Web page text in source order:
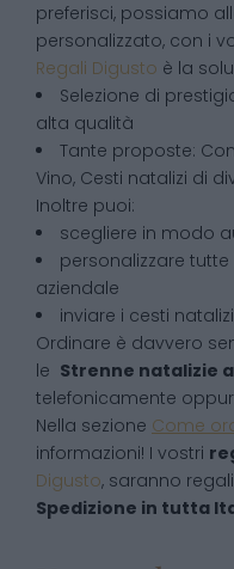
preferisci, possiamo
personalizzato, con i
Regali Digusto è la
Selezione di
alta qualità
Tante proposte:
Vino, Cesti natalizi di
Inoltre puoi:
scegliere in modo
personalizzare
aziendale
inviare i cesti
Ordinare è davvero
le Strenne natalizie a
telefonicamente
Nella sezione Come
informazioni! I vostri
Digusto, saranno
Spedizione in tutta